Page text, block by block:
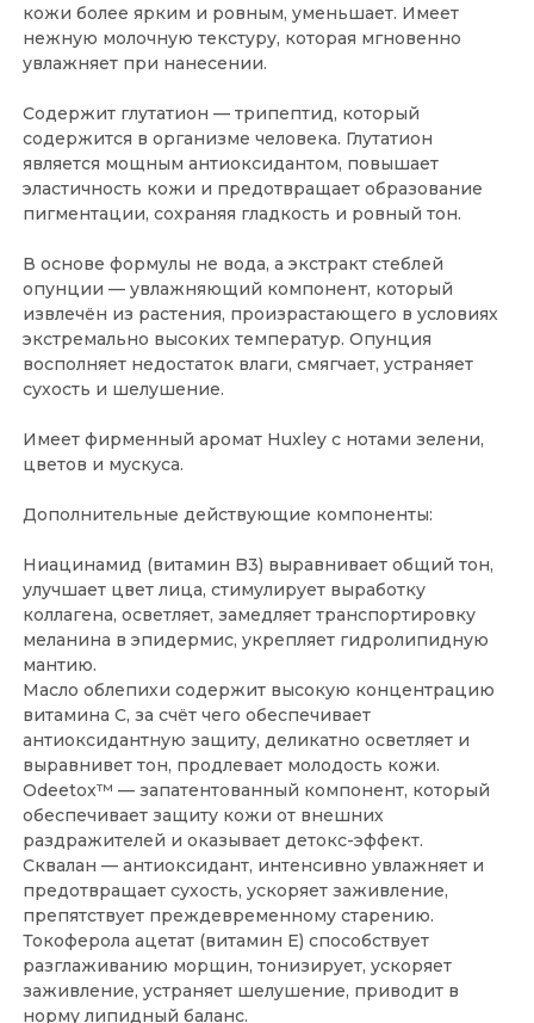
кожи более ярким и ровным, уменьшает. Имеет
нежную молочную текстуру, которая мгновенно
увлажняет при нанесении.
Содержит глутатион — трипептид, который
содержится в организме человека. Глутатион
является мощным антиоксидантом, повышает
эластичность кожи и предотвращает образование
пигментации, сохраняя гладкость и ровный тон.
В основе формулы не вода, а экстракт стеблей
опунции — увлажняющий компонент, который
извлечён из растения, произрастающего в условиях
экстремально высоких температур. Опунция
восполняет недостаток влаги, смягчает, устраняет
сухость и шелушение.
Имеет фирменный аромат Huxley с нотами зелени,
цветов и мускуса.
Дополнительные действующие компоненты:
Ниацинамид (витамин B3) выравнивает общий тон,
улучшает цвет лица, стимулирует выработку
коллагена, осветляет, замедляет транспортировку
меланина в эпидермис, укрепляет гидролипидную
мантию.
Масло облепихи содержит высокую концентрацию
витамина C, за счёт чего обеспечивает
антиоксидантную защиту, деликатно осветляет и
выравнивет тон, продлевает молодость кожи.
Odeetox™ — запатентованный компонент, который
обеспечивает защиту кожи от внешних
раздражителей и оказывает детокс-эффект.
Сквалан — антиоксидант, интенсивно увлажняет и
предотвращает сухость, ускоряет заживление,
препятствует преждевременному старению.
Токоферола ацетат (витамин E) способствует
разглаживанию морщин, тонизирует, ускоряет
заживление, устраняет шелушение, приводит в
норму липидный баланс.